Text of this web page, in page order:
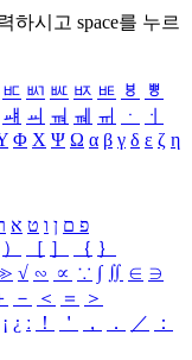
하시고 space를 누르
ㅳ ㅴ ㅵ ㅶ ㅷ ㅸ
ㅹ
ㆈ ㆉ ㆊ ㆋ ㆌ ㆍ
ㆎ
Φ Χ Ψ Ω α β γ δ ε ζ η
פ ם ן ו ט א
） ［ ］ ｛ ｝
√ ∽ ∝ ∵ ∫ ∬ ∈ ∋
－ ＜ ＝
＞
¡ ¿ ː ！ ＇ ， ． ／
：